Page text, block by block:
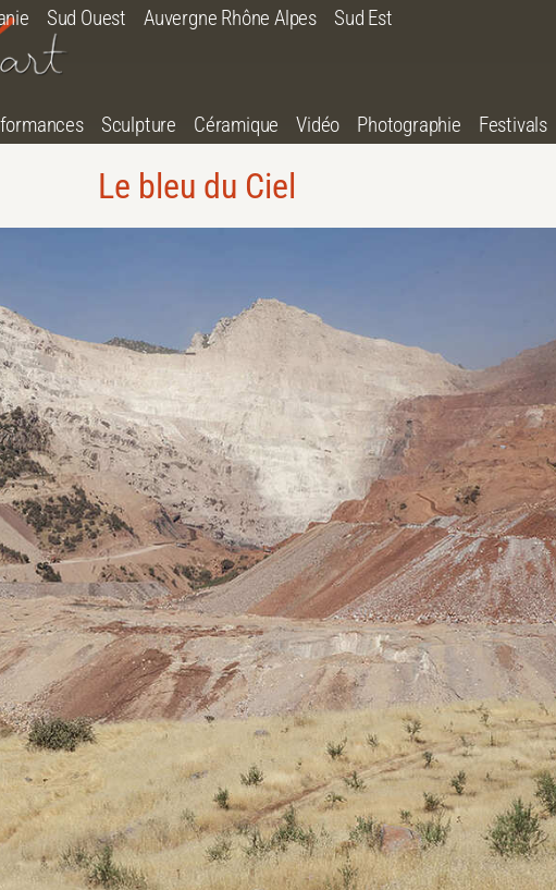
Sud Ouest Auvergne Rhône Alpes Sud Est
Sculpture Céramique Vidéo Photographie Festivals
Le bleu du Ciel